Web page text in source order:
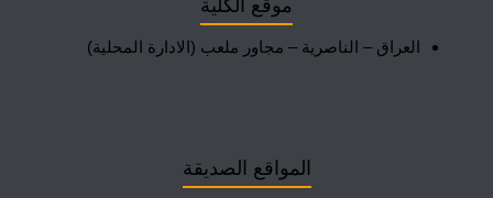
موقع الكلية
العراق – الناصرية – مجاور ملعب (الادارة المحلية)
المواقع الصديقة